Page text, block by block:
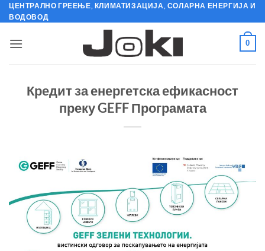
Skip
to
ЦЕНТРАЛНО ГРЕЕЊЕ, КЛИМАТИЗАЦИЈА, СОЛАРНА ЕНЕРГИЈА И
ВОДОВОД
0
Кредит за енергетска ефикасност
преку GEFF Програмата